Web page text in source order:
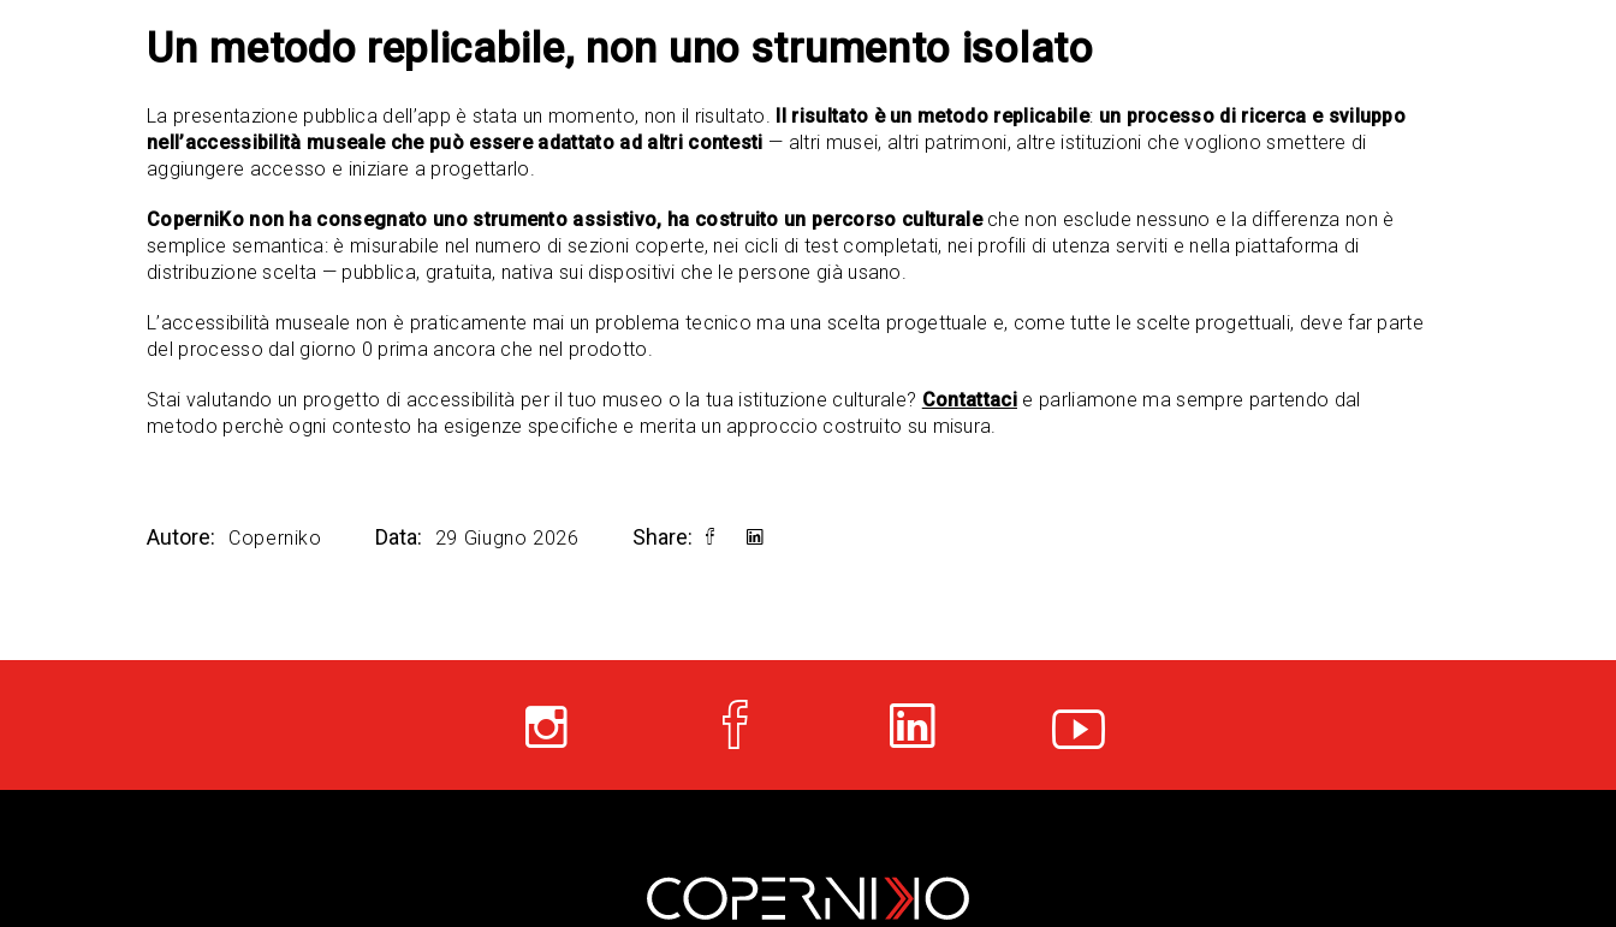
Un metodo replicabile, non uno strumento isolato
La presentazione pubblica dell’app è stata un momento, non il risultato. Il risultato è un metodo replicabile: un processo di ricerca e sviluppo
nell’accessibilità museale che può essere adattato ad altri contesti — altri musei, altri patrimoni, altre istituzioni che vogliono smettere di
aggiungere accesso e iniziare a progettarlo.
CoperniKo non ha consegnato uno strumento assistivo, ha costruito un percorso culturaleche non esclude nessuno e la differenza non è
semplice semantica: è misurabile nel numero di sezioni coperte, nei cicli di test completati, nei profili di utenza serviti e nella piattaforma di
distribuzione scelta — pubblica, gratuita, nativa sui dispositivi che le persone già usano.
L’accessibilità museale non è praticamente mai un problema tecnico ma una scelta progettuale e, come tutte le scelte progettuali, deve far parte
del processo dal giorno 0 prima ancora che nel prodotto.
Stai valutando un progetto di accessibilità per il tuo museo o la tua istituzione culturale? Contattacie parliamone ma sempre partendo dal
metodo perchè ogni contesto ha esigenze specifiche e merita un approccio costruito su misura.
Autore: Coperniko Data: 29 Giugno 2026 Share: